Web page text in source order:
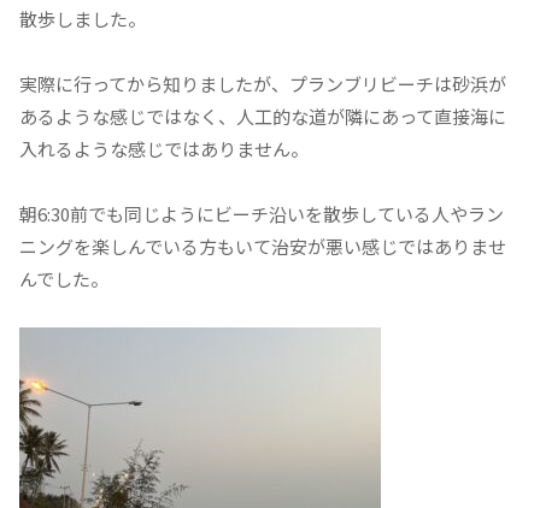
散歩しました。
実際に行ってから知りましたが、プランブリビーチは砂浜が
あるような感じではなく、人工的な道が隣にあって直接海に
入れるような感じではありません。
朝6:30前でも同じようにビーチ沿いを散歩している人やラン
ニングを楽しんでいる方もいて治安が悪い感じではありませ
んでした。